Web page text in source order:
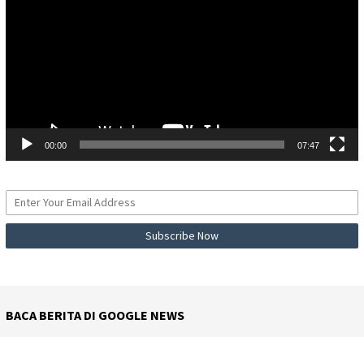
00:00 07:47
BACA BERITA DI GOOGLE NEWS